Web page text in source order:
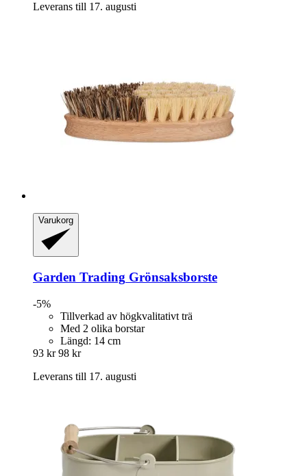
Leverans till 17. augusti
Varukorg
Garden Trading Grönsaksborste
-5%
Tillverkad av högkvalitativt trä
Med 2 olika borstar
Längd: 14 cm
93 kr 98 kr
Leverans till 17. augusti